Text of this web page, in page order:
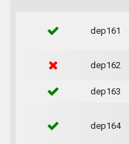
dep161
dep162
dep163
dep164